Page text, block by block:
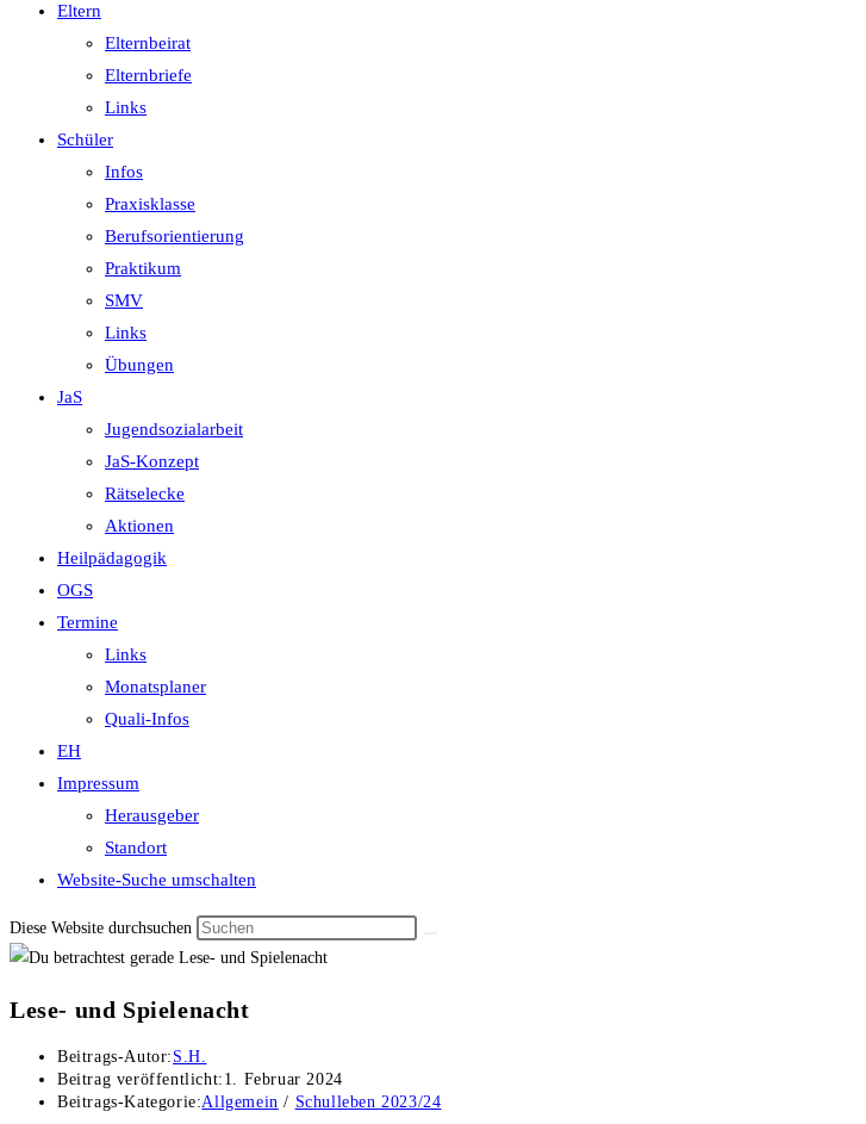
Eltern
Elternbeirat
Elternbriefe
Links
Schüler
Infos
Praxisklasse
Berufsorientierung
Praktikum
SMV
Links
Übungen
JaS
Jugendsozialarbeit
JaS-Konzept
Rätselecke
Aktionen
Heilpädagogik
OGS
Termine
Links
Monatsplaner
Quali-Infos
EH
Impressum
Herausgeber
Standort
Website-Suche umschalten
Diese Website durchsuchen
Lese- und Spielenacht
Beitrags-Autor: S.H.
Beitrag veröffentlicht: 1. Februar 2024
Beitrags-Kategorie:Allgemein / Schulleben 2023/24